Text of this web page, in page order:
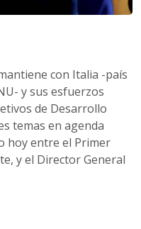
con Italia -país
y sus esfuerzos
de Desarrollo
temas en agenda
hoy entre el Primer
y el Director General